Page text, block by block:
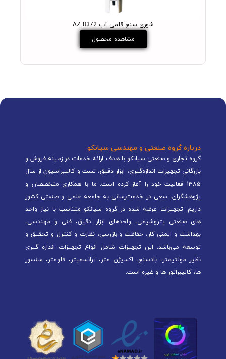
شوری سنج قلمی آب 8372 AZ
مشاهده محصول
درباره گروه صنعتی و مهندسی سیانکو
گروه تجاری و صنعتی سیانکو با هدف ارائه خدمات در زمینه فروش و
بازرگانی تجهیزات اندازه‌گیری، ابزار دقیق، تست و کالیبراسیون از سال
1385 فعالیت خود را آغاز کرده است. ما با همکاری متخصصان و
پژوهشگران، سعی در خدمت‌رسانی به جامعه علمی و صنعتی کشور
داریم. تجهیزات عرضه شده در گروه سیانکو متناسب با نیاز واحد
های صنعتی پتروشیمی، واحدهای ابزار دقیق، فنی و مهندسی،
بهداشت و ایمنی کار، حفاظت و بازرسی، نظارت و کنترل و تحقیق و
توسعه می‌باشد. این تجهیزات شامل انواع تجهیزات اندازه گیری
نظیر مولتیمتر، بادسنج، اکسیژن متر، ترانسمیتر، فلومتر، سنسور
ها، کالیبراتور ها و غیره است.